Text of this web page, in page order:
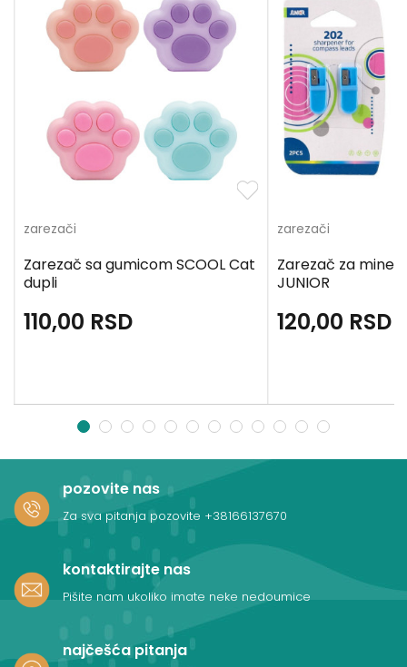
zarezači
Zarezač sa gumicom SCOOL Cat
dupli
110,00 RSD
zarezači
Zarezač za mine
JUNIOR
120,00 RSD
1 2 3 4 5 6 7 8 9 10 11 12
pozovite nas
Za sva pitanja pozovite +38166137670
kontaktirajte nas
Pišite nam ukoliko imate neke nedoumice
najčešća pitanja